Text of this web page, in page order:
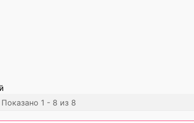
Показано 1 - 8 из 8